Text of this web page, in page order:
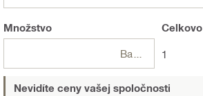
Množstvo Celkovo
1
Nevidíte ceny vašej spoločnosti